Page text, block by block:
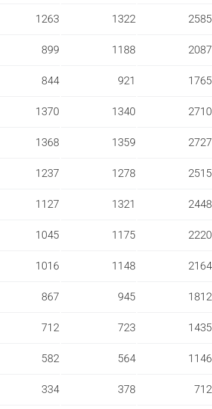
1263 1322 2585
899 1188 2087
844 921 1765
1370 1340 2710
1368 1359 2727
1237 1278 2515
1127 1321 2448
1045 1175 2220
1016 1148 2164
867 945 1812
712 723 1435
582 564 1146
334 378 712